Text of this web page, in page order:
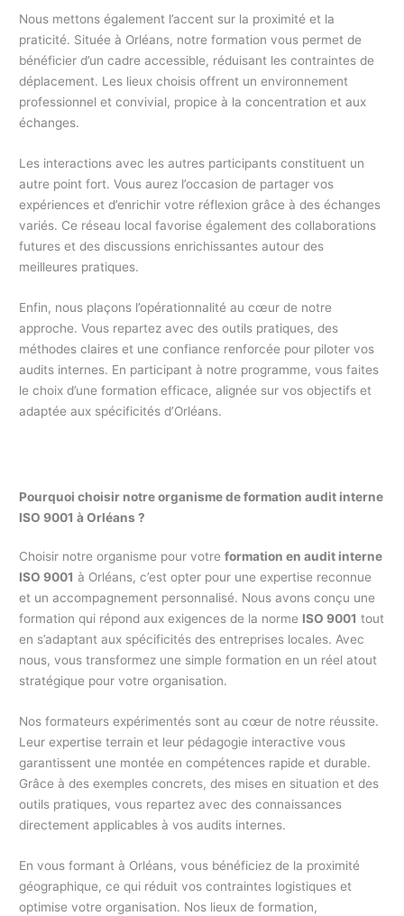
Nous mettons également l’accent sur la proximité et la
praticité. Située à Orléans, notre formation vous permet de
bénéficier d’un cadre accessible, réduisant les contraintes de
déplacement. Les lieux choisis offrent un environnement
professionnel et convivial, propice à la concentration et aux
échanges.
Les interactions avec les autres participants constituent un
autre point fort. Vous aurez l’occasion de partager vos
expériences et d’enrichir votre réflexion grâce à des échanges
variés. Ce réseau local favorise également des collaborations
futures et des discussions enrichissantes autour des
meilleures pratiques.
Enfin, nous plaçons l’opérationnalité au cœur de notre
approche. Vous repartez avec des outils pratiques, des
méthodes claires et une confiance renforcée pour piloter vos
audits internes. En participant à notre programme, vous faites
le choix d’une formation efficace, alignée sur vos objectifs et
adaptée aux spécificités d’Orléans.
Pourquoi choisir notre organisme de formation audit interne
ISO 9001 à Orléans ?
Choisir notre organisme pour votreformation en audit interne
ISO 9001 à Orléans, c’est opter pour une expertise reconnue
et un accompagnement personnalisé. Nous avons conçu une
formation qui répond aux exigences de la norme ISO 9001 tout
en s’adaptant aux spécificités des entreprises locales. Avec
nous, vous transformez une simple formation en un réel atout
stratégique pour votre organisation.
Nos formateurs expérimentés sont au cœur de notre réussite.
Leur expertise terrain et leur pédagogie interactive vous
garantissent une montée en compétences rapide et durable.
Grâce à des exemples concrets, des mises en situation et des
outils pratiques, vous repartez avec des connaissances
directement applicables à vos audits internes.
En vous formant à Orléans, vous bénéficiez de la proximité
géographique, ce qui réduit vos contraintes logistiques et
optimise votre organisation. Nos lieux de formation,